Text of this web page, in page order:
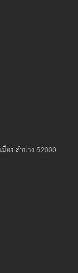
อง ลำปาง 52000